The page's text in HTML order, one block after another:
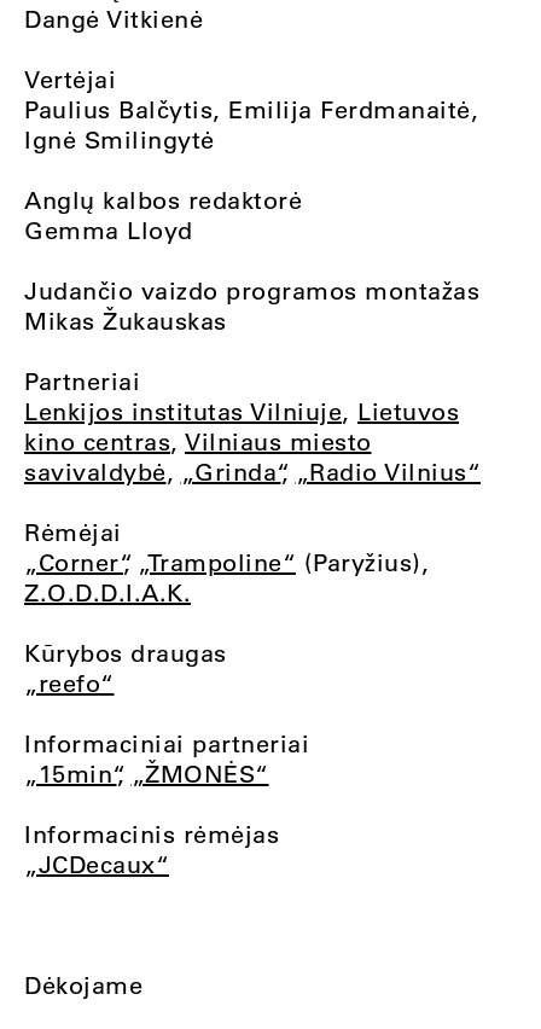
Dangė Vitkienė
Vertėjai
Paulius Balčytis, Emilija Ferdmanaitė,
Ignė Smilingytė
Anglų kalbos redaktorė
Gemma Lloyd
Judančio vaizdo programos montažas
Mikas Žukauskas
Partneriai
Lenkijos institutas Vilniuje, Lietuvos
kino centras, Vilniaus miesto
savivaldybė, „Grinda“, „Radio Vilnius“
Rėmėjai
„Corner“, „Trampoline“ (Paryžius),
Z.O.D.D.I.A.K.
Kūrybos draugas
„reefo“
Informaciniai partneriai
„15min“, „ŽMONĖS“
Informacinis rėmėjas
„JCDecaux“
Dėkojame